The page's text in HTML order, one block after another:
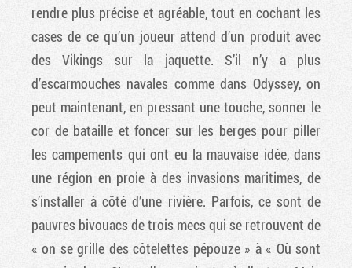
rendre plus précise et agréable, tout en cochant les
cases de ce qu’un joueur attend d’un produit avec
des Vikings sur la jaquette. S’il n’y a plus
d’escarmouches navales comme dans Odyssey, on
peut maintenant, en pressant une touche, sonner le
cor de bataille et foncer sur les berges pour piller
les campements qui ont eu la mauvaise idée, dans
une région en proie à des invasions maritimes, de
s’installer à côté d’une rivière. Parfois, ce sont de
pauvres bivouacs de trois mecs qui se retrouvent de
« on se grille des côtelettes pépouze » à « Où sont